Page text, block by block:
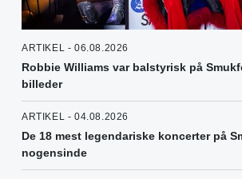
ARTIKEL - 06.08.2026
Robbie Williams var balstyrisk på
billeder
ARTIKEL - 04.08.2026
De 18 mest legendariske koncerter på
nogensinde